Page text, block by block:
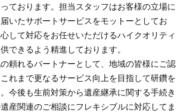
ております。担当スタッフはお客様の立場に
いたサポートサービスをモットーとしてお
して対応をお任せいただけるハイクオリティ
できるよう精進しております。
頼れるパートナーとして、地域の皆様にご認
れまで更なるサービス向上を目指して研鑽を
今後も生前対策から遺産継承に関する手続き
産関連のご相談にフレキシブルに対応してま